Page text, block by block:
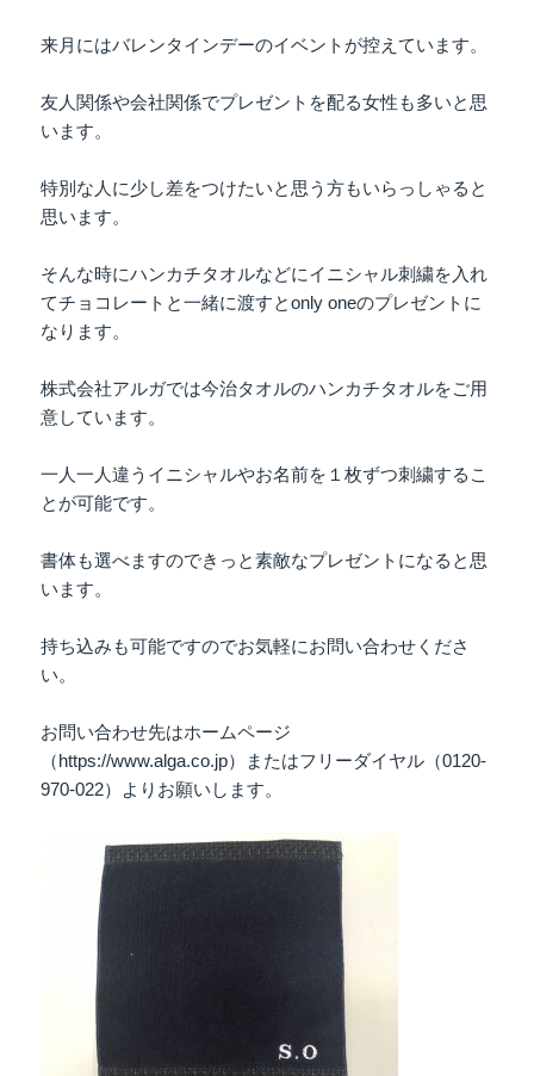
来月にはバレンタインデーのイベントが控えています。
友人関係や会社関係でプレゼントを配る女性も多いと思
います。
特別な人に少し差をつけたいと思う方もいらっしゃると
思います。
そんな時にハンカチタオルなどにイニシャル刺繍を入れ
てチョコレートと一緒に渡すとonly oneのプレゼントに
なります。
株式会社アルガでは今治タオルのハンカチタオルをご用
意しています。
一人一人違うイニシャルやお名前を１枚ずつ刺繍するこ
とが可能です。
書体も選べますのできっと素敵なプレゼントになると思
います。
持ち込みも可能ですのでお気軽にお問い合わせくださ
い。
お問い合わせ先はホームページ
（https://www.alga.co.jp）またはフリーダイヤル（0120-
970-022）よりお願いします。